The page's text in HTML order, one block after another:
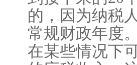
的，因为纳税
常规财政年度
在某些情况下